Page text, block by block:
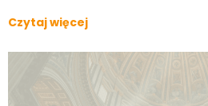
Czytaj więcej